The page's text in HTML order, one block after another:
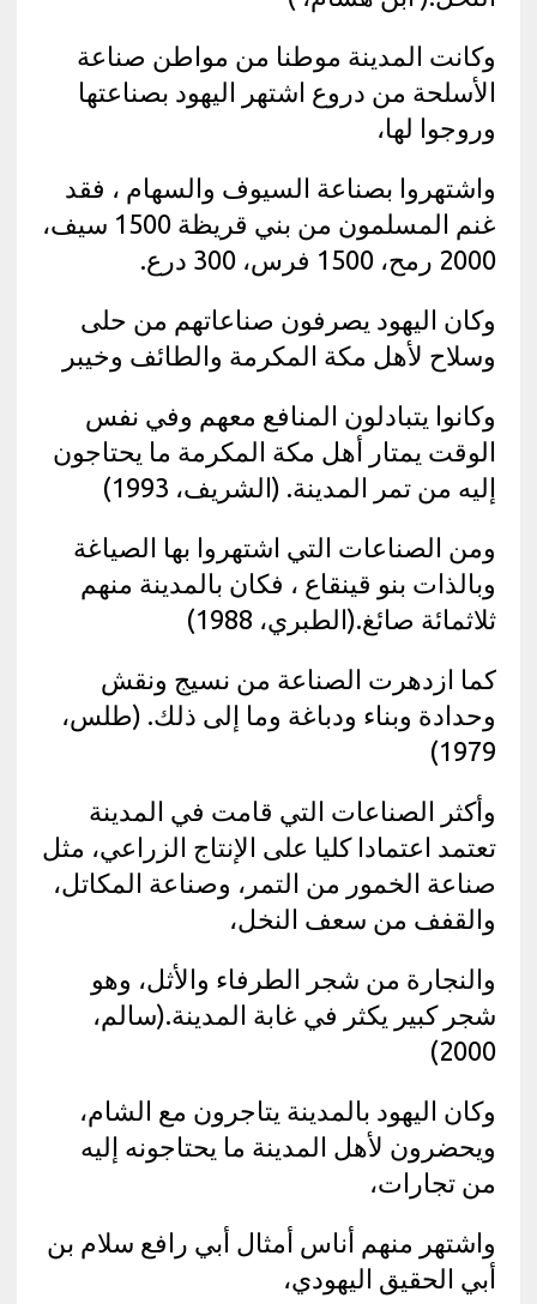
وكانت المدينة موطنا من مواطن صناعة
الأسلحة من دروع اشتهر اليهود بصناعتها
وروجوا لها،
واشتهروا بصناعة السيوف والسهام ، فقد
غنم المسلمون من بني قريظة 1500 سيف،
2000 رمح، 1500 فرس، 300 درع.
وكان اليهود يصرفون صناعاتهم من حلى
وسلاح لأهل مكة المكرمة والطائف وخيبر
وكانوا يتبادلون المنافع معهم وفي نفس
الوقت يمتار أهل مكة المكرمة ما يحتاجون
إليه من تمر المدينة. (الشريف، 1993)
ومن الصناعات التي اشتهروا بها الصياغة
وبالذات بنو قينقاع ، فكان بالمدينة منهم
ثلاثمائة صائغ.(الطبري، 1988)
كما ازدهرت الصناعة من نسيج ونقش
وحدادة وبناء ودباغة وما إلى ذلك. (طلس،
1979)
وأكثر الصناعات التي قامت في المدينة
تعتمد اعتمادا كليا على الإنتاج الزراعي، مثل
صناعة الخمور من التمر، وصناعة المكاتل،
والقفف من سعف النخل،
والنجارة من شجر الطرفاء والأثل، وهو
شجر كبير يكثر في غابة المدينة.(سالم،
2000)
وكان اليهود بالمدينة يتاجرون مع الشام،
ويحضرون لأهل المدينة ما يحتاجونه إليه
من تجارات،
واشتهر منهم أناس أمثال أبي رافع سلام بن
أبي الحقيق اليهودي،